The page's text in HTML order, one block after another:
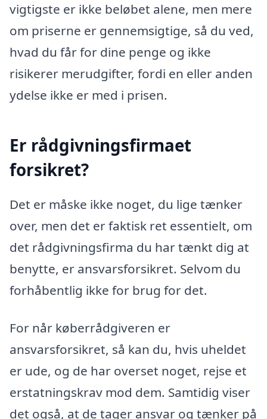
vigtigste er ikke beløbet alene, men mere
om priserne er gennemsigtige, så du ved,
hvad du får for dine penge og ikke
risikerer merudgifter, fordi en eller anden
ydelse ikke er med i prisen.
Er rådgivningsfirmaet
forsikret?
Det er måske ikke noget, du lige tænker
over, men det er faktisk ret essentielt, om
det rådgivningsfirma du har tænkt dig at
benytte, er ansvarsforsikret. Selvom du
forhåbentlig ikke for brug for det.
For når køberrådgiveren er
ansvarsforsikret, så kan du, hvis uheldet
er ude, og de har overset noget, rejse et
erstatningskrav mod dem. Samtidig viser
det også, at de tager ansvar og tænker på